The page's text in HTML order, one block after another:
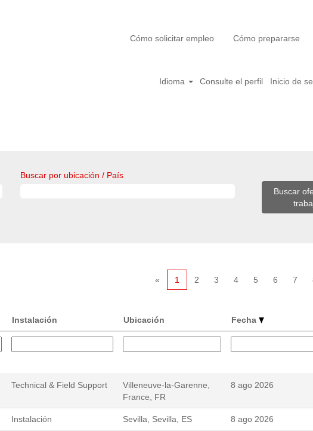
Cómo solicitar empleo Cómo prepararse
Idioma Consulte el perfil Inicio de
Buscar por ubicación / País
« 1 2 3 4 5 6 7
Instalación Ubicación Fecha
Technical & Field Support
Villeneuve-la-Garenne,
France, FR
8 ago 2026
Instalación Sevilla, Sevilla, ES 8 ago 2026